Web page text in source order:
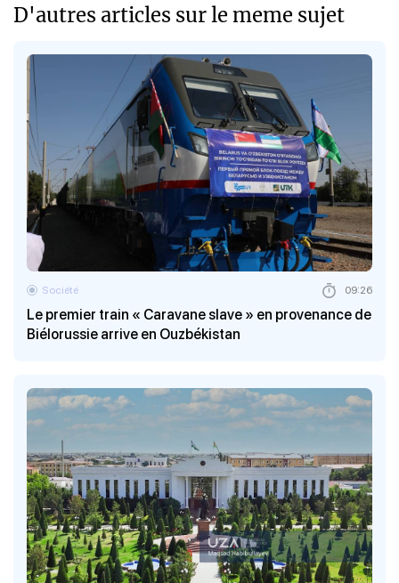
D'autres articles sur le meme sujet
Le premier train « Caravane slave » en provenance de
Biélorussie arrive en Ouzbékistan
Société 09:26